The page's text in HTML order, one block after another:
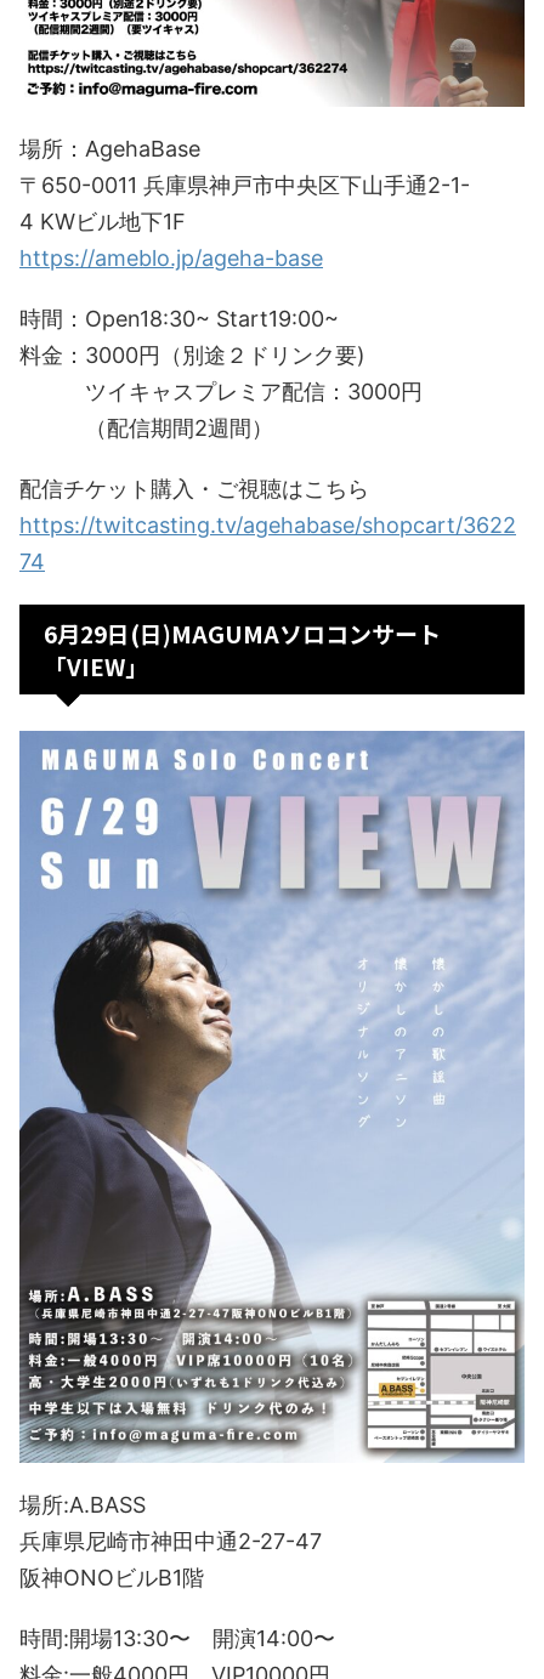
場所：AgehaBase
〒650-0011 兵庫県神戸市中央区下山手通2-1-
4 KWビル地下1F
https://ameblo.jp/ageha-base
時間：Open18:30~ Start19:00~
料金：3000円（別途２ドリンク要)
ツイキャスプレミア配信：3000円
（配信期間2週間）
配信チケット購入・ご視聴はこちら
https://twitcasting.tv/agehabase/shopcart/3622
74
6月29日(日)MAGUMAソロコンサート
「VIEW」
場所:A.BASS
兵庫県尼崎市神田中通2-27-47
阪神ONOビルB1階
時間:開場13:30〜 開演14:00〜